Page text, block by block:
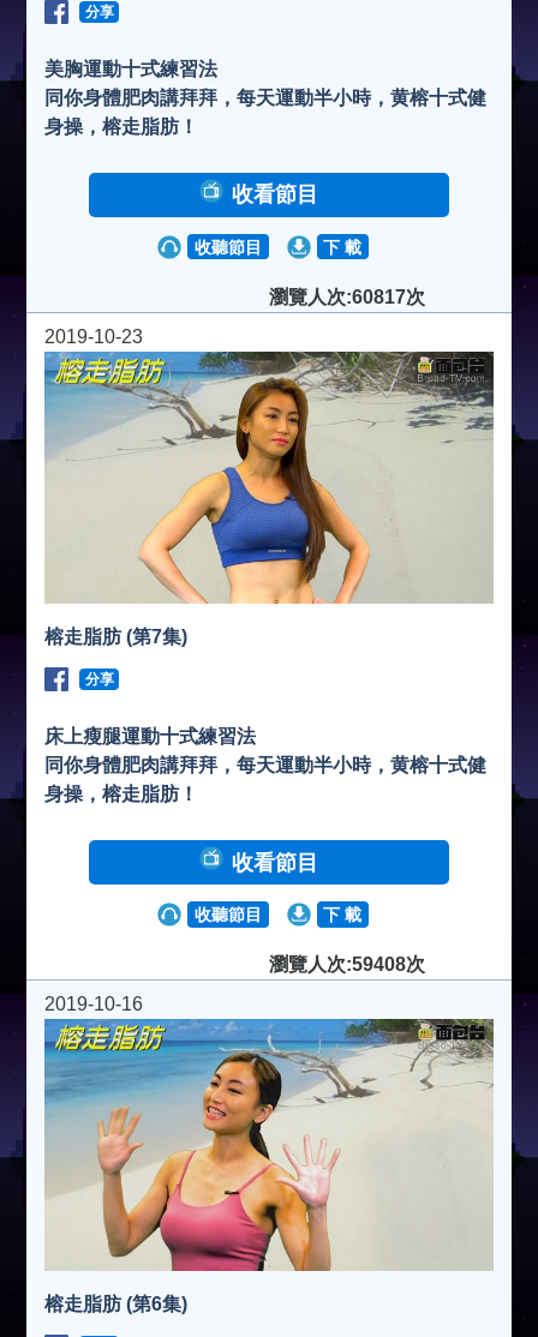
分享
美胸運動十式練習法
同你身體肥肉講拜拜，每天運動半小時，黄榕十式健
身操，榕走脂肪！
收看節目
收聽節目 下 載
瀏覽人次:60817次
2019-10-23
榕走脂肪 (第7集)
分享
床上瘦腿運動十式練習法
同你身體肥肉講拜拜，每天運動半小時，黄榕十式健
身操，榕走脂肪！
收看節目
收聽節目 下 載
瀏覽人次:59408次
2019-10-16
榕走脂肪 (第6集)